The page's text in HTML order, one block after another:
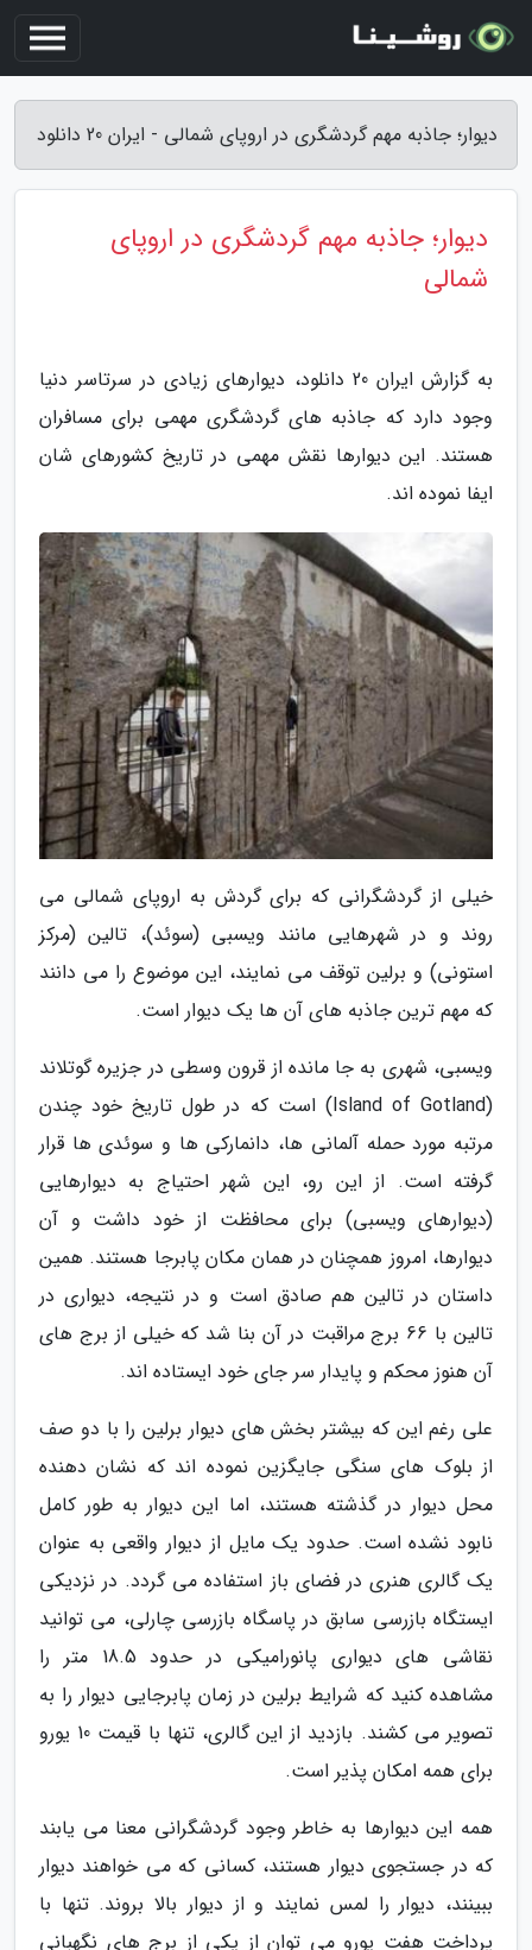
دیوار؛ جاذبه مهم گردشگری در اروپای شمالی - ایران 20 دانلود
دیوار؛ جاذبه مهم گردشگری در اروپای
شمالی
به گزارش ایران 20 دانلود، دیوارهای زیادی در سرتاسر دنیا
وجود دارد که جاذبه های گردشگری مهمی برای مسافران
هستند. این دیوارها نقش مهمی در تاریخ کشورهای شان
ایفا نموده اند.
خیلی از گردشگرانی که برای گردش به اروپای شمالی می
روند و در شهرهایی مانند ویسبی (سوئد)، تالین (مرکز
استونی) و برلین توقف می نمایند، این موضوع را می دانند
که مهم ترین جاذبه های آن ها یک دیوار است.
ویسبی، شهری به جا مانده از قرون وسطی در جزیره گوتلاند
(Island of Gotland) است که در طول تاریخ خود چندن
مرتبه مورد حمله آلمانی ها، دانمارکی ها و سوئدی ها قرار
گرفته است. از این رو، این شهر احتیاج به دیوارهایی
(دیوارهای ویسبی) برای محافظت از خود داشت و آن
دیوارها، امروز همچنان در همان مکان پابرجا هستند. همین
داستان در تالین هم صادق است و در نتیجه، دیواری در
تالین با 66 برج مراقبت در آن بنا شد که خیلی از برج های
آن هنوز محکم و پایدار سر جای خود ایستاده اند.
علی رغم این که بیشتر بخش های دیوار برلین را با دو صف
از بلوک های سنگی جایگزین نموده اند که نشان دهنده
محل دیوار در گذشته هستند، اما این دیوار به طور کامل
نابود نشده است. حدود یک مایل از دیوار واقعی به عنوان
یک گالری هنری در فضای باز استفاده می گردد. در نزدیکی
ایستگاه بازرسی سابق در پاسگاه بازرسی چارلی، می توانید
نقاشی های دیواری پانورامیکی در حدود 18.5 متر را
مشاهده کنید که شرایط برلین در زمان پابرجایی دیوار را به
تصویر می کشند. بازدید از این گالری، تنها با قیمت 10 یورو
برای همه امکان پذیر است.
همه این دیوارها به خاطر وجود گردشگرانی معنا می یابند
که در جستجوی دیوار هستند، کسانی که می خواهند دیوار
ببینند، دیوار را لمس نمایند و از دیوار بالا بروند. تنها با
پرداخت هفت یورو می توان از یکی از برج های نگهبانی